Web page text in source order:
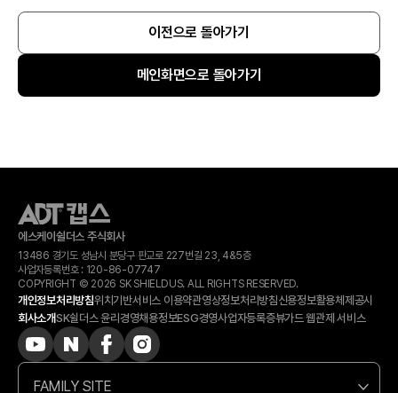
이전으로 돌아가기
메인화면으로 돌아가기
에스케이쉴더스 주식회사
13486 경기도 성남시 분당구 판교로 227번길 23, 4&5층
사업자등록번호 : 120-​86-​07747
COPYRIGHT © 2026 SK SHIELDUS. ALL RIGHTS RESERVED.
개인정보처리방침위치기반서비스 이용약관영상정보처리방침신용정보활용체제공시
회사소개SK쉴더스 윤리경영채용정보ESG경영사업자등록증뷰가드 웹관제 서비스
FAMILY SITE